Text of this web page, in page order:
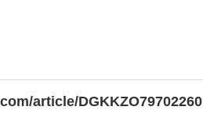
article/DGKKZO79702260